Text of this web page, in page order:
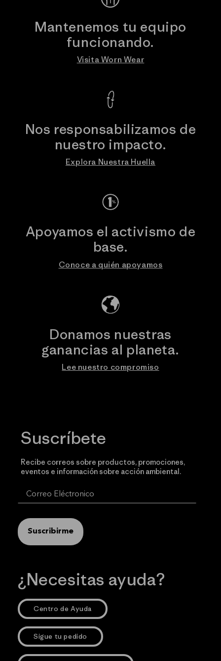
Mantenemos tu equipo
funcionando.
Visita Worn Wear
Nos responsabilizamos de
nuestro impacto.
Explora Nuestra Huella
Apoyamos el activismo de
base.
Conoce a quién apoyamos
Donamos nuestras
ganancias al planeta.
Lee nuestro compromiso
Suscríbete
Recibe correos sobre productos, promociones,
eventos e información sobre acción ambiental.
Suscribirme
¿Necesitas ayuda?
Centro de Ayuda
Sigue tu pedido